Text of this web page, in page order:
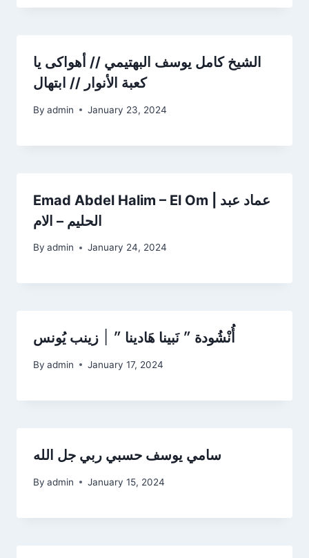
الشيخ كامل يوسف البهتيمي // أهواكى يا
كعبة الأنوار // ابتهال
By admin January 23, 2024
Emad Abdel Halim – El Om | عماد عبد
الحليم – الام
By admin January 24, 2024
أُنْشُودة ״ نَبينا هَادينا ״ ׀ زينب يُونس
By admin January 17, 2024
سامي يوسف حسبي ربي جل الله
By admin January 15, 2024